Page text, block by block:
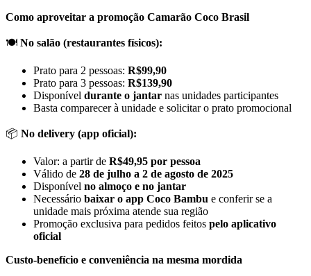
Como aproveitar a promoção Camarão Coco Brasil
🍽️ No salão (restaurantes físicos):
Prato para 2 pessoas: R$99,90
Prato para 3 pessoas: R$139,90
Disponível durante o jantar nas unidades participantes
Basta comparecer à unidade e solicitar o prato promocional
📦 No delivery (app oficial):
Valor: a partir de R$49,95 por pessoa
Válido de 28 de julho a 2 de agosto de 2025
Disponível no almoço e no jantar
Necessário baixar o app Coco Bambu e conferir se a
unidade mais próxima atende sua região
Promoção exclusiva para pedidos feitos pelo aplicativo
oficial
Custo-benefício e conveniência na mesma mordida